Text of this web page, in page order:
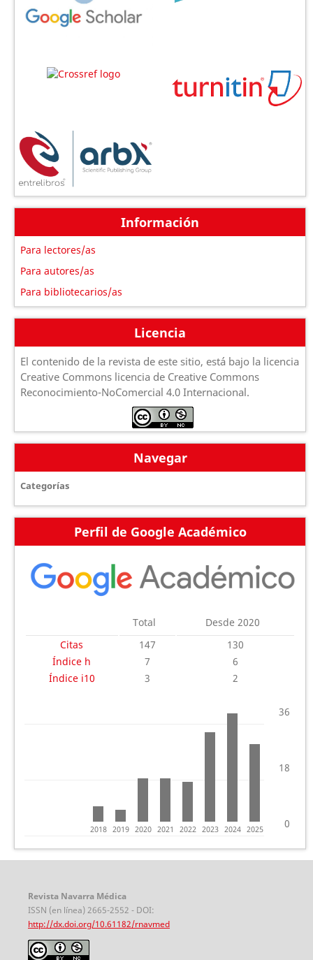
Información
Para lectores/as
Para autores/as
Para bibliotecarios/as
Licencia
El contenido de la revista de este sitio, está bajo la licencia
Creative Commons licencia de Creative Commons
Reconocimiento-NoComercial 4.0 Internacional.
Navegar
Categorías
Perfil de Google Académico
Total
Desde 2020
Citas
147
130
Índice h
7
6
Índice i10
3 2
0
36
18
2018 2019 2020 2021 2022 2023 2024 2025
Revista Navarra Médica
ISSN (en línea) 2665-2552 - DOI:
http://dx.doi.org/10.61182/rnavmed